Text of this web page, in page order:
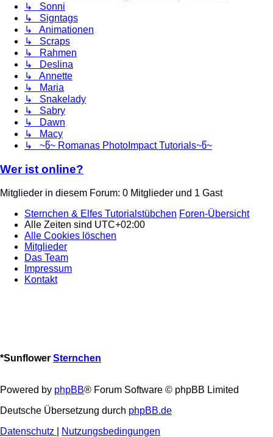
↳ Sonni
↳ Signtags
↳ Animationen
↳ Scraps
↳ Rahmen
↳ Deslina
↳ Annette
↳ Maria
↳ Snakelady
↳ Sabry
↳ Dawn
↳ Macy
↳ ~წ~ Romanas PhotoImpact Tutorials~წ~
Wer ist online?
Mitglieder in diesem Forum: 0 Mitglieder und 1 Gast
Sternchen & Elfes Tutorialstübchen Foren-Übersicht
Alle Zeiten sind UTC+02:00
Alle Cookies löschen
Mitglieder
Das Team
Impressum
Kontakt
*Sunflower Sternchen
Powered by phpBB® Forum Software © phpBB Limited
Deutsche Übersetzung durch phpBB.de
Datenschutz
Nutzungsbedingungen